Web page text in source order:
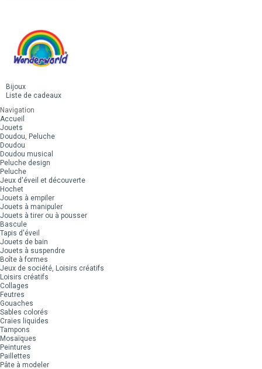
Bijoux
Liste de cadeaux
Navigation
Accueil
Jouets
Doudou, Peluche
Doudou
Doudou musical
Peluche design
Peluche
Jeux d'éveil et découverte
Hochet
Jouets à empiler
Jouets à manipuler
Jouets à tirer ou à pousser
Bascule
Tapis d'éveil
Jouets de bain
Jouets à suspendre
Boîte à formes
Jeux de société, Loisirs créatifs
Loisirs créatifs
Collages
Feutres
Gouaches
Sables colorés
Craies liquides
Tampons
Mosaïques
Peintures
Paillettes
Pâte à modeler